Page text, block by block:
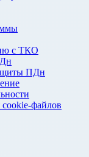
с ТКО
ПДн
файлов